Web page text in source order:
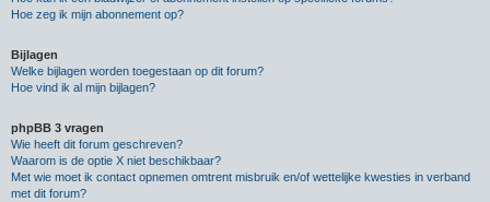
Hoe zeg ik mijn abonnement op?
Bijlagen
Welke bijlagen worden toegestaan op dit forum?
Hoe vind ik al mijn bijlagen?
phpBB 3 vragen
Wie heeft dit forum geschreven?
Waarom is de optie X niet beschikbaar?
Met wie moet ik contact opnemen omtrent misbruik en/of wettelijke kwesties in verband
met dit forum?